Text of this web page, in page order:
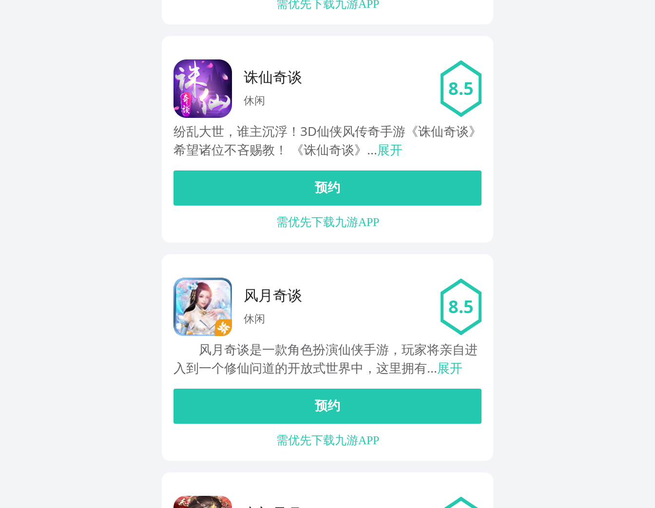
需优先下载九游APP
诛仙奇谈
休闲
8.5
纷乱大世，谁主沉浮！3D仙侠风传奇手游《诛仙奇谈》
希望诸位不吝赐教！ 《诛仙奇谈》...展开
预约
需优先下载九游APP
风月奇谈
休闲
8.5
风月奇谈是一款角色扮演仙侠手游，玩家将亲自进
入到一个修仙问道的开放式世界中，这里拥有...展开
预约
需优先下载九游APP